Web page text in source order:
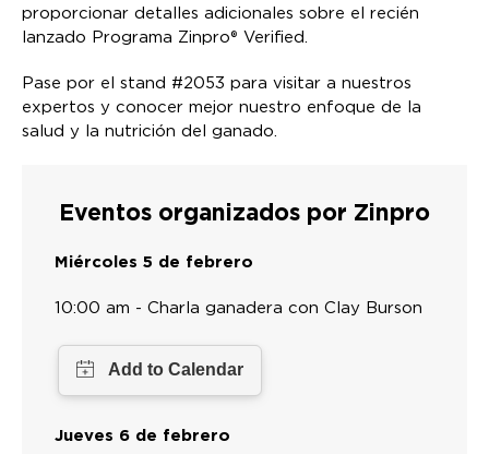
proporcionar detalles adicionales sobre el recién
lanzado Programa Zinpro® Verified.
Pase por el stand #2053 para visitar a nuestros
expertos y conocer mejor nuestro enfoque de la
salud y la nutrición del ganado.
Eventos organizados por Zinpro
Miércoles 5 de febrero
10:00 am - Charla ganadera con Clay Burson
Jueves 6 de febrero